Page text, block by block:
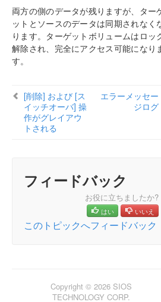
ユーザーガイド
よくある質問
Windows のファイル名およ
識
[ミラーを作成]、[ジョブ名
操作がグレイアウトされる
エラーメッセージログ
ミラーを作成できない
ネットワーク切断
ターゲットドライブの全容
ボリュームシャドウコピー
ミラーリングに使用できない
両方の側のデータが残りますが、ター
ットとソースのデータは同期されなく
ります。ターゲットボリュームはロッ
解除され、完全にアクセス可能になり
す。
[削除] および [ス
イッチオーバ] 操
作がグレイアウ
トされる
エラーメッセー
ジログ
フィードバック
お役に立ちましたか?
はい いいえ
このトピックへフィードバック
Copyright © 2026 SIOS
TECHNOLOGY CORP.